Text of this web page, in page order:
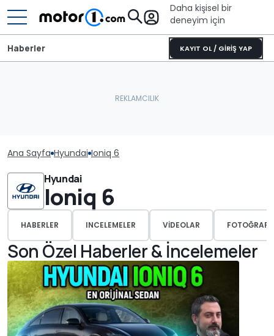
Daha kişisel bir
deneyim için
KAYIT OL / GİRİŞ YAP
Haberler
Ana Sayfa Hyundai Ioniq 6
Hyundai
Ioniq 6
HABERLER INCELEMELER VIDEOLAR
Son Özel Haberler & İncelemeler